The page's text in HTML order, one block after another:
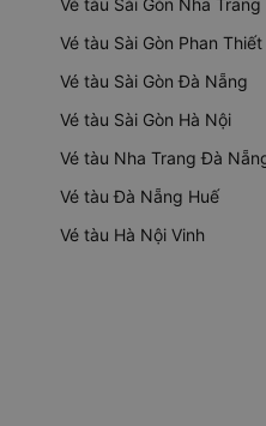
Vé tàu Sài Gòn Nha Trang
Vé tàu Sài Gòn Phan Thiết
Vé tàu Sài Gòn Đà Nẵng
Vé tàu Sài Gòn Hà Nội
Vé tàu Nha Trang Đà
Vé tàu Đà Nẵng Huế
Vé tàu Hà Nội Vinh